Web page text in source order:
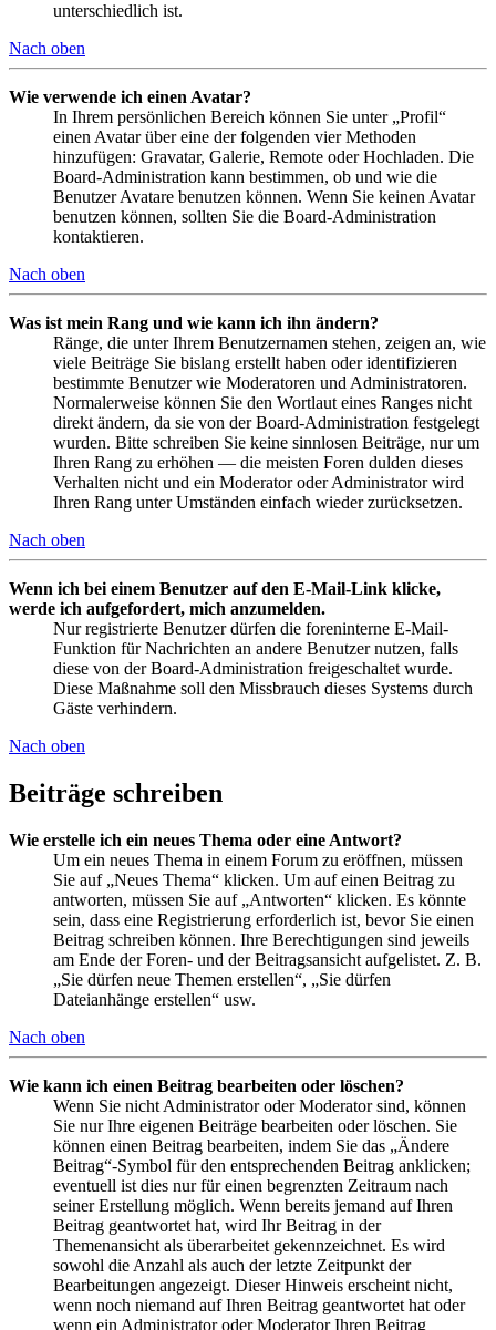
unterschiedlich ist.
Nach oben
Wie verwende ich einen Avatar?
In Ihrem persönlichen Bereich können Sie unter „Profil“
einen Avatar über eine der folgenden vier Methoden
hinzufügen: Gravatar, Galerie, Remote oder Hochladen. Die
Board-Administration kann bestimmen, ob und wie die
Benutzer Avatare benutzen können. Wenn Sie keinen Avatar
benutzen können, sollten Sie die Board-Administration
kontaktieren.
Nach oben
Was ist mein Rang und wie kann ich ihn ändern?
Ränge, die unter Ihrem Benutzernamen stehen, zeigen an, wie
viele Beiträge Sie bislang erstellt haben oder identifizieren
bestimmte Benutzer wie Moderatoren und Administratoren.
Normalerweise können Sie den Wortlaut eines Ranges nicht
direkt ändern, da sie von der Board-Administration festgelegt
wurden. Bitte schreiben Sie keine sinnlosen Beiträge, nur um
Ihren Rang zu erhöhen — die meisten Foren dulden dieses
Verhalten nicht und ein Moderator oder Administrator wird
Ihren Rang unter Umständen einfach wieder zurücksetzen.
Nach oben
Wenn ich bei einem Benutzer auf den E-Mail-Link klicke,
werde ich aufgefordert, mich anzumelden.
Nur registrierte Benutzer dürfen die foreninterne E-Mail-
Funktion für Nachrichten an andere Benutzer nutzen, falls
diese von der Board-Administration freigeschaltet wurde.
Diese Maßnahme soll den Missbrauch dieses Systems durch
Gäste verhindern.
Nach oben
Beiträge schreiben
Wie erstelle ich ein neues Thema oder eine Antwort?
Um ein neues Thema in einem Forum zu eröffnen, müssen
Sie auf „Neues Thema“ klicken. Um auf einen Beitrag zu
antworten, müssen Sie auf „Antworten“ klicken. Es könnte
sein, dass eine Registrierung erforderlich ist, bevor Sie einen
Beitrag schreiben können. Ihre Berechtigungen sind jeweils
am Ende der Foren- und der Beitragsansicht aufgelistet. Z. B.
„Sie dürfen neue Themen erstellen“, „Sie dürfen
Dateianhänge erstellen“ usw.
Nach oben
Wie kann ich einen Beitrag bearbeiten oder löschen?
Wenn Sie nicht Administrator oder Moderator sind, können
Sie nur Ihre eigenen Beiträge bearbeiten oder löschen. Sie
können einen Beitrag bearbeiten, indem Sie das „Ändere
Beitrag“-Symbol für den entsprechenden Beitrag anklicken;
eventuell ist dies nur für einen begrenzten Zeitraum nach
seiner Erstellung möglich. Wenn bereits jemand auf Ihren
Beitrag geantwortet hat, wird Ihr Beitrag in der
Themenansicht als überarbeitet gekennzeichnet. Es wird
sowohl die Anzahl als auch der letzte Zeitpunkt der
Bearbeitungen angezeigt. Dieser Hinweis erscheint nicht,
wenn noch niemand auf Ihren Beitrag geantwortet hat oder
wenn ein Administrator oder Moderator Ihren Beitrag